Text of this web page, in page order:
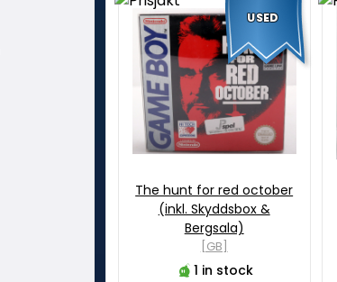
The hunt for red october
(inkl. Skyddsbox &
Bergsala)
[GB]
1 in stock
USED